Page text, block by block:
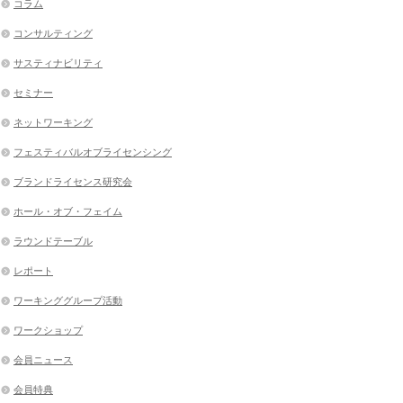
コラム
コンサルティング
サスティナビリティ
セミナー
ネットワーキング
フェスティバルオブライセンシング
ブランドライセンス研究会
ホール・オブ・フェイム
ラウンドテーブル
レポート
ワーキンググループ活動
ワークショップ
会員ニュース
会員特典